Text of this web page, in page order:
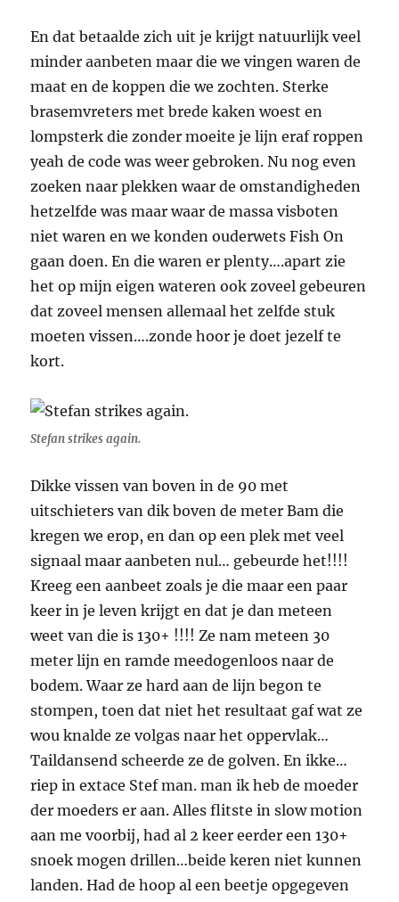
En dat betaalde zich uit je krijgt natuurlijk veel
minder aanbeten maar die we vingen waren de
maat en de koppen die we zochten. Sterke
brasemvreters met brede kaken woest en
lompsterk die zonder moeite je lijn eraf roppen
yeah de code was weer gebroken. Nu nog even
zoeken naar plekken waar de omstandigheden
hetzelfde was maar waar de massa visboten
niet waren en we konden ouderwets Fish On
gaan doen. En die waren er plenty….apart zie
het op mijn eigen wateren ook zoveel gebeuren
dat zoveel mensen allemaal het zelfde stuk
moeten vissen….zonde hoor je doet jezelf te
kort.
Stefan strikes again.
Dikke vissen van boven in de 90 met
uitschieters van dik boven de meter Bam die
kregen we erop, en dan op een plek met veel
signaal maar aanbeten nul… gebeurde het!!!!
Kreeg een aanbeet zoals je die maar een paar
keer in je leven krijgt en dat je dan meteen
weet van die is 130+ !!!! Ze nam meteen 30
meter lijn en ramde meedogenloos naar de
bodem. Waar ze hard aan de lijn begon te
stompen, toen dat niet het resultaat gaf wat ze
wou knalde ze volgas naar het oppervlak…
Taildansend scheerde ze de golven. En ikke…
riep in extace Stef man. man ik heb de moeder
der moeders er aan. Alles flitste in slow motion
aan me voorbij, had al 2 keer eerder een 130+
snoek mogen drillen…beide keren niet kunnen
landen. Had de hoop al een beetje opgegeven